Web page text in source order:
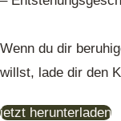
Wenn du dir
willst, lade dir den
jetzt herunterladen